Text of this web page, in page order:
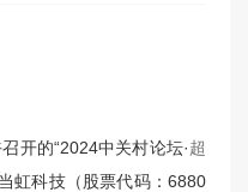
开的“2024中关村论坛·超
虹科技（股票代码：6880